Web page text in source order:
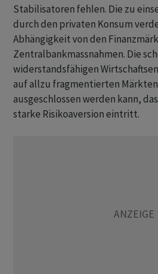
Stabilisatoren fehlen. Die zu
durch den privaten Konsum
Abhängigkeit von den
Zentralbankmassnahmen. Die
widerstandsfähigen
auf allzu fragmentierten
ausgeschlossen werden kann,
starke Risikoaversion eintritt.